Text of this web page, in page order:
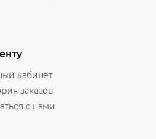
кабинет
заказов
с нами